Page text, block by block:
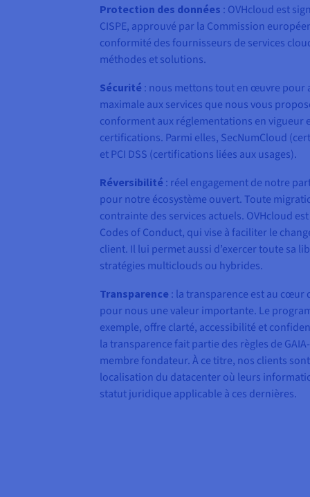
Protection des données : OVHcloud est
CISPE, approuvé par la Commission
conformité des fournisseurs de services
méthodes et solutions.
Sécurité : nous mettons tout en œuvre pour
maximale aux services que nous vous
conforment aux réglementations en vigueur
certifications. Parmi elles, SecNumCloud
et PCI DSS (certifications liées aux usages).
Réversibilité : réel engagement de notre
pour notre écosystème ouvert. Toute
contrainte des services actuels. OVHcloud
Codes of Conduct, qui vise à faciliter le
client. Il lui permet aussi d’exercer toute sa
stratégies multiclouds ou hybrides.
Transparence : la transparence est au cœur
pour nous une valeur importante. Le
exemple, offre clarté, accessibilité et
la transparence fait partie des règles de
membre fondateur. À ce titre, nos clients
localisation du datacenter où leurs
statut juridique applicable à ces dernières.